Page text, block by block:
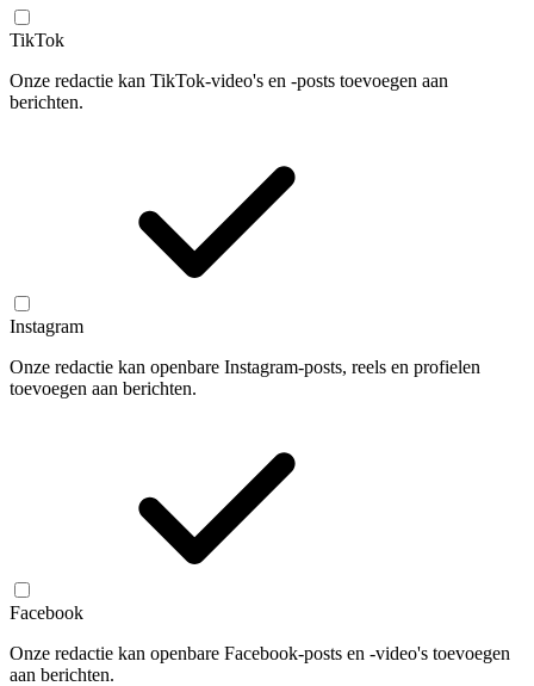
TikTok
Onze redactie kan TikTok-video's en -posts toevoegen aan
berichten.
Instagram
Onze redactie kan openbare Instagram-posts, reels en profielen
toevoegen aan berichten.
Facebook
Onze redactie kan openbare Facebook-posts en -video's toevoegen
aan berichten.